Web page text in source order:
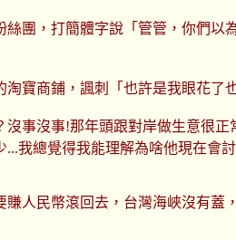
團，打簡體字說「管管，你們
寶商鋪，諷刺「也許是我眼花了
沒事沒事!那年頭跟對岸做生意很
我總覺得我能理解為啥他現在會討
人民幣滾回去，台灣海峽沒有